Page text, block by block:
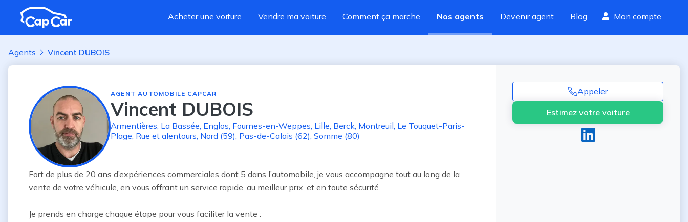
Aller au contenu principal
Acheter une voiture
Vendre ma voiture Comment ça marche Nos agents Devenir agent Blog Mon compte
Agents Vincent DUBOIS
AGENT AUTOMOBILE CAPCAR
Vincent DUBOIS
Armentières, La Bassée, Englos, Fournes-en-Weppes, Lille, Berck, Montreuil, Le Touquet-Paris-
Plage, Rue et alentours, Nord (59), Pas-de-Calais (62), Somme (80)
Fort de plus de 20 ans d’expériences commerciales dont 5 dans l’automobile, je vous accompagne tout au long de la
vente de votre véhicule, en vous offrant un service rapide, au meilleur prix, et en toute sécurité.
Je prends en charge chaque étape pour vous faciliter la vente :
Appeler
Estimez votre voiture